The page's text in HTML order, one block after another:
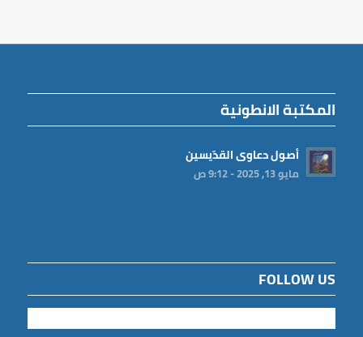
المكتبة الانطونية
أصول دعاوى القدّيسين
مايو 13, 2025 - 9:12 ص
FOLLOW US